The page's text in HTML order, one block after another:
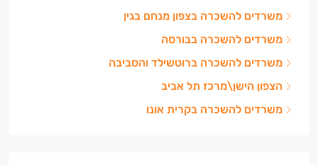
משרדים להשכרה בצפון מנחם בגין
משרדים להשכרה בבורסה
משרדים להשכרה ברוטשילד והסביבה
הצפון הישן\מרכז תל אביב
משרדים להשכרה בקרית אונו